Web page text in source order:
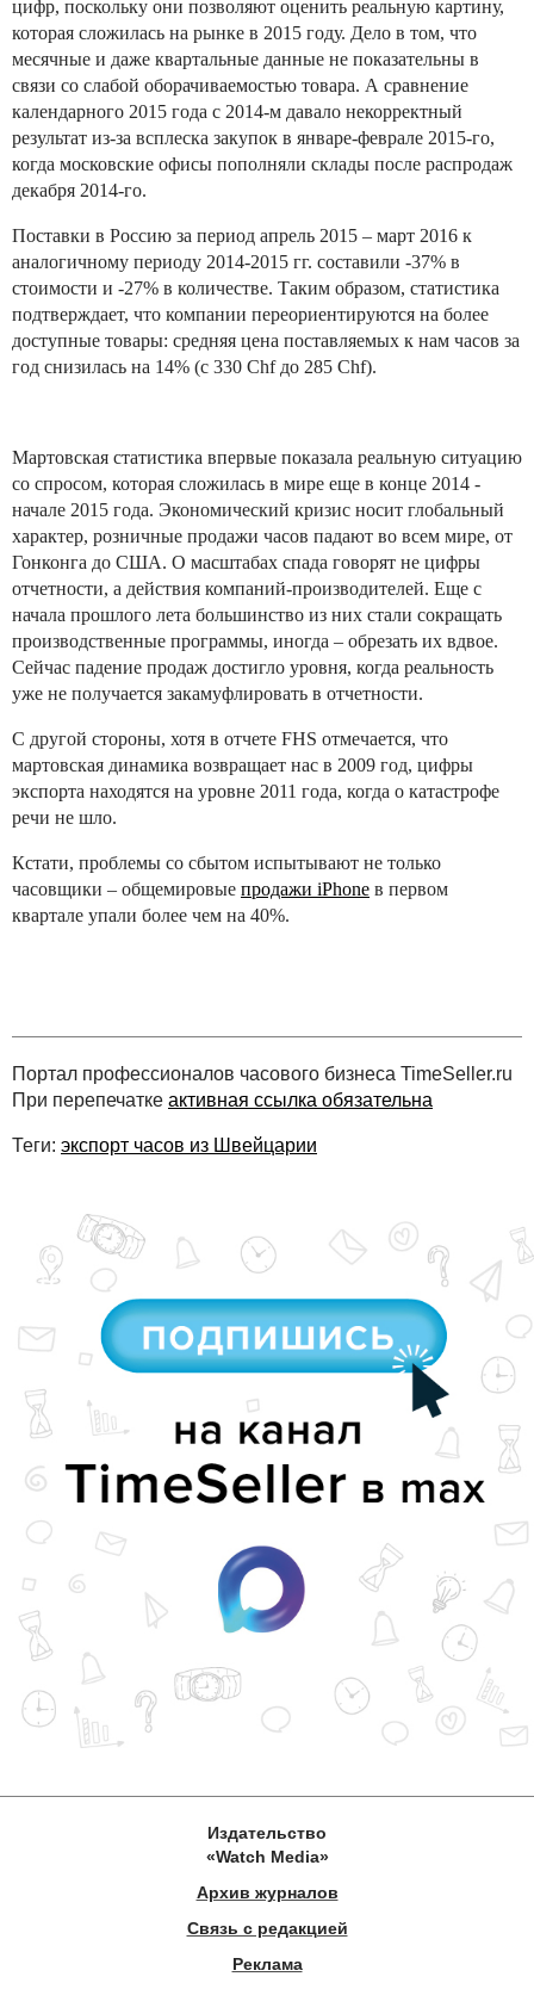
цифр, поскольку они позволяют оценить реальную картину,
которая сложилась на рынке в 2015 году. Дело в том, что
месячные и даже квартальные данные не показательны в
связи со слабой оборачиваемостью товара. А сравнение
календарного 2015 года с 2014-м давало некорректный
результат из-за всплеска закупок в январе-феврале 2015-го,
когда московские офисы пополняли склады после распродаж
декабря 2014-го.
Поставки в Россию за период апрель 2015 – март 2016 к
аналогичному периоду 2014-2015 гг. составили -37% в
стоимости и -27% в количестве. Таким образом, статистика
подтверждает, что компании переориентируются на более
доступные товары: средняя цена поставляемых к нам часов за
год снизилась на 14% (с 330 Chf до 285 Chf).
Мартовская статистика впервые показала реальную ситуацию
со спросом, которая сложилась в мире еще в конце 2014 -
начале 2015 года. Экономический кризис носит глобальный
характер, розничные продажи часов падают во всем мире, от
Гонконга до США. О масштабах спада говорят не цифры
отчетности, а действия компаний-производителей. Еще с
начала прошлого лета большинство из них стали сокращать
производственные программы, иногда – обрезать их вдвое.
Сейчас падение продаж достигло уровня, когда реальность
уже не получается закамуфлировать в отчетности.
С другой стороны, хотя в отчете FHS отмечается, что
мартовская динамика возвращает нас в 2009 год, цифры
экспорта находятся на уровне 2011 года, когда о катастрофе
речи не шло.
Кстати, проблемы со сбытом испытывают не только
часовщики – общемировые продажи iPhone в первом
квартале упали более чем на 40%.
Портал профессионалов часового бизнеса TimeSeller.ru
При перепечатке активная ссылка обязательна
Теги: экспорт часов из Швейцарии
Издательство
«Watch Media»
Архив журналов
Связь с редакцией
Реклама